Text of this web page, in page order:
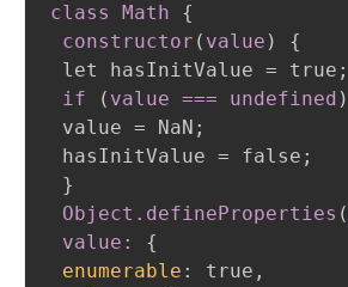
class Math
{
constructor ( value )
{
let hasInitValue = true ;
if
( value === undefined )
value = NaN ;
hasInitValue = false ;
}
Object .defineProperties (
value:
{
enumerable : true ,